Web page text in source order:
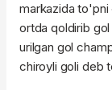
markazida to'pni
ortda qoldirib
urilgan gol
chiroyli goli deb